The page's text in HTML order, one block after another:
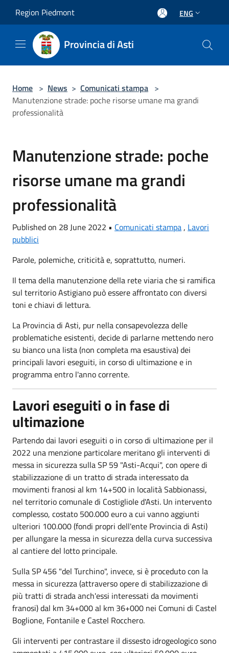
Region Piedmont ENG
Provincia di Asti
Home > News > Comunicati stampa >
Manutenzione strade: poche risorse umane ma grandi
professionalità
Manutenzione strade: poche
risorse umane ma grandi
professionalità
Published on 28 June 2022 • Comunicati stampa , Lavori
pubblici
Parole, polemiche, criticità e, soprattutto, numeri.
Il tema della manutenzione della rete viaria che si ramifica
sul territorio Astigiano può essere affrontato con diversi
toni e chiavi di lettura.
La Provincia di Asti, pur nella consapevolezza delle
problematiche esistenti, decide di parlarne mettendo nero
su bianco una lista (non completa ma esaustiva) dei
principali lavori eseguiti, in corso di ultimazione e in
programma entro l'anno corrente.
Lavori eseguiti o in fase di
ultimazione
Partendo dai lavori eseguiti o in corso di ultimazione per il
2022 una menzione particolare meritano gli interventi di
messa in sicurezza sulla SP 59 "Asti-Acqui", con opere di
stabilizzazione di un tratto di strada interessato da
movimenti franosi al km 14+500 in località Sabbionassi,
nel territorio comunale di Costigliole d'Asti. Un intervento
complesso, costato 500.000 euro a cui vanno aggiunti
ulteriori 100.000 (fondi propri dell'ente Provincia di Asti)
per allungare la messa in sicurezza della curva successiva
al cantiere del lotto principale.
Sulla SP 456 "del Turchino", invece, si è proceduto con la
messa in sicurezza (attraverso opere di stabilizzazione di
più tratti di strada anch'essi interessati da movimenti
franosi) dal km 34+000 al km 36+000 nei Comuni di Castel
Boglione, Fontanile e Castel Rocchero.
Gli interventi per contrastare il dissesto idrogeologico sono